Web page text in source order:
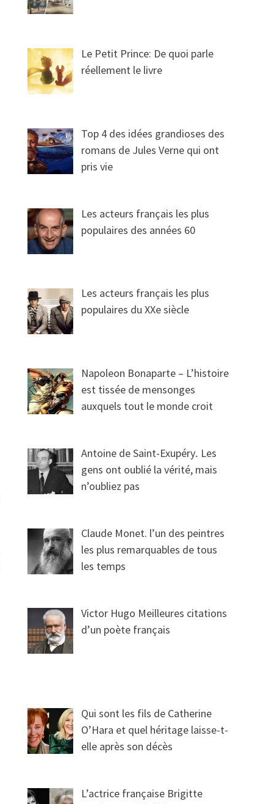
Le Petit Prince: De quoi parle
réellement le livre
Top 4 des idées grandioses des
romans de Jules Verne qui ont
pris vie
Les acteurs français les plus
populaires des années 60
Les acteurs français les plus
populaires du XXe siècle
Napoleon Bonaparte – L’histoire
est tissée de mensonges
auxquels tout le monde croit
Antoine de Saint-Exupéry․ Les
gens ont oublié la vérité, mais
n’oubliez pas
Claude Monet. l’un des peintres
les plus remarquables de tous
les temps
Victor Hugo Meilleures citations
d’un poète français
Qui sont les fils de Catherine
O’Hara et quel héritage laisse-t-
elle après son décès
L’actrice française Brigitte